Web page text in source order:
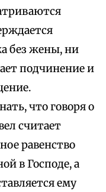
без жены, ни
подчинение и
что говоря о
считает
равенство
в Господе, а
ему